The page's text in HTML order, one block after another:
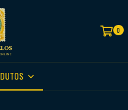
0